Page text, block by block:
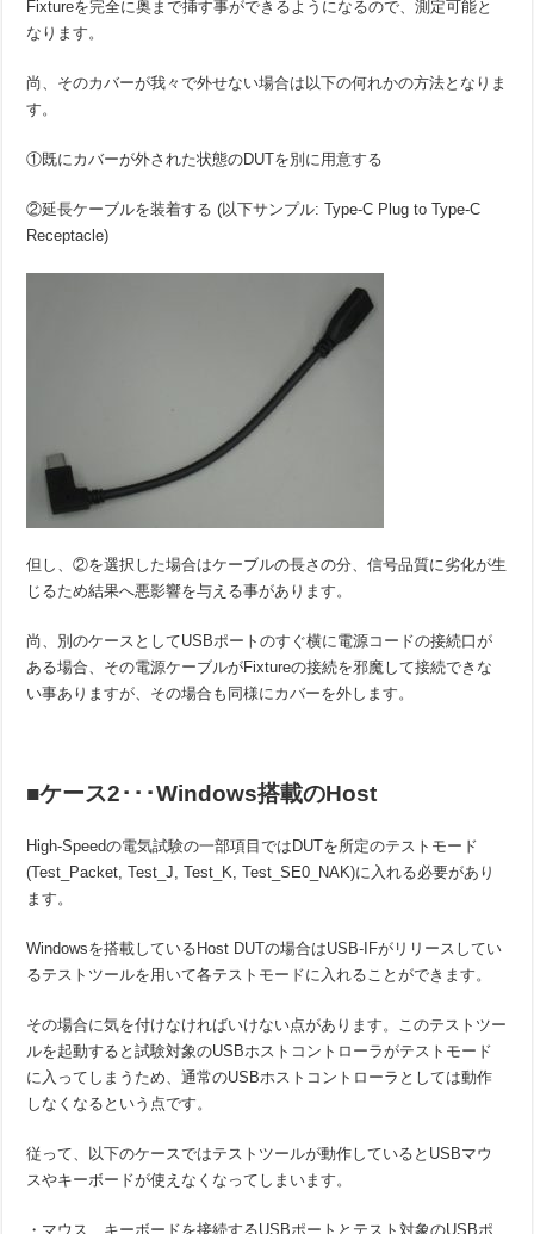
Fixtureを完全に奥まで挿す事ができるようになるので、測定可能と
なります。
尚、そのカバーが我々で外せない場合は以下の何れかの方法となりま
す。
①既にカバーが外された状態のDUTを別に用意する
②延長ケーブルを装着する (以下サンプル: Type-C Plug to Type-C
Receptacle)
但し、②を選択した場合はケーブルの長さの分、信号品質に劣化が生
じるため結果へ悪影響を与える事があります。
尚、別のケースとしてUSBポートのすぐ横に電源コードの接続口が
ある場合、その電源ケーブルがFixtureの接続を邪魔して接続できな
い事ありますが、その場合も同様にカバーを外します。
■ケース2･･･Windows搭載のHost
High-Speedの電気試験の一部項目ではDUTを所定のテストモード
(Test_Packet, Test_J, Test_K, Test_SE0_NAK)に入れる必要があり
ます。
Windowsを搭載しているHost DUTの場合はUSB-IFがリリースしてい
るテストツールを用いて各テストモードに入れることができます。
その場合に気を付けなければいけない点があります。このテストツー
ルを起動すると試験対象のUSBホストコントローラがテストモード
に入ってしまうため、通常のUSBホストコントローラとしては動作
しなくなるという点です。
従って、以下のケースではテストツールが動作しているとUSBマウ
スやキーボードが使えなくなってしまいます。
・マウス、キーボードを接続するUSBポートとテスト対象のUSBポ